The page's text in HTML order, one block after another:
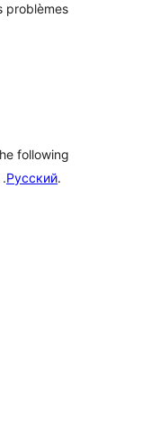
problèmes
following
Русский.